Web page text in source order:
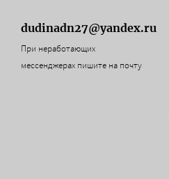
dudinadn27@yandex.ru
При неработающих
мессенджерах пишите на почту